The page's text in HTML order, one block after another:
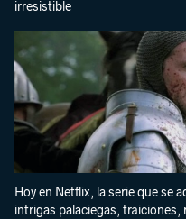
irresistible
Hoy en Netflix, la serie que se
intrigas palaciegas, traiciones,